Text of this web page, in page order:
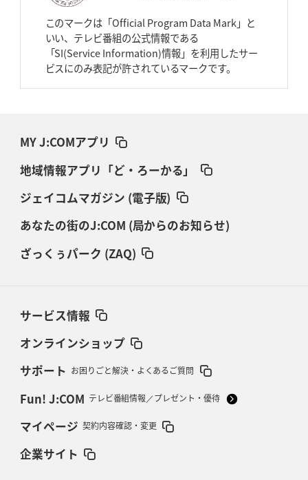
このマークは「Official Program Data Mark」と
いい、テレビ番組の公式情報である
「SI(Service Information)情報」を利用したサー
ビスにのみ表記が許されているマークです。
MY J:COMアプリ
地域情報アプリ「ど・ろーかる」
ジェイコムマガジン (電子版)
あなたの街のJ:COM (局からのお知らせ)
ざっくぅパーク (ZAQ)
サービス情報
オンラインショップ
サポート お困りごと解決・よくあるご質問
Fun! J:COM テレビ番組情報／プレゼント・優待
マイページ 契約内容確認・変更
企業サイト